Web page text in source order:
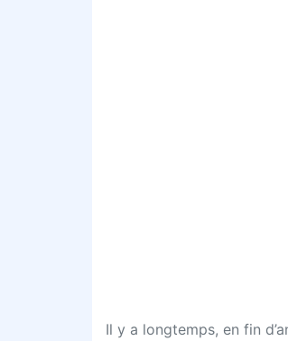
Il y a longtemps, en fin